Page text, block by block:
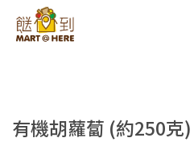
有機胡蘿蔔 (約250克)